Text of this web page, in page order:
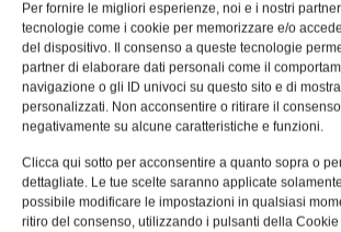
Per fornire le migliori esperienze, noi e i nostri
tecnologie come i cookie per memorizzare e/o
del dispositivo. Il consenso a queste tecnologie
partner di elaborare dati personali come il
navigazione o gli ID univoci su questo sito e di
personalizzati. Non acconsentire o ritirare il
negativamente su alcune caratteristiche e funzioni.
Clicca qui sotto per acconsentire a quanto sopra o
dettagliate. Le tue scelte saranno applicate
possibile modificare le impostazioni in qualsiasi
ritiro del consenso, utilizzando i pulsanti della
che vincono
materia
I ricercatori del Dipartimento di Scienza
dell’Università di Milano-Bicocca hanno
nuovo stato di aggregazione della materia
EDICOLA WEB